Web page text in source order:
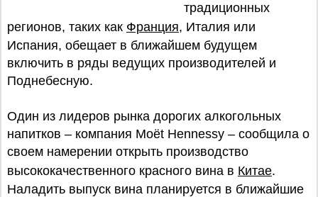
традиционных
регионов, таких как Франция, Италия или
Испания, обещает в ближайшем будущем
включить в ряды ведущих производителей и
Поднебесную.
Один из лидеров рынка дорогих алкогольных
напитков – компания Moët Hennessy – сообщила о
своем намерении открыть производство
высококачественного красного вина в Китае.
Наладить выпуск вина планируется в ближайшие